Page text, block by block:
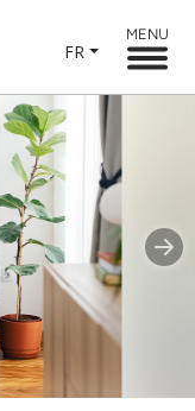
FR
MENU